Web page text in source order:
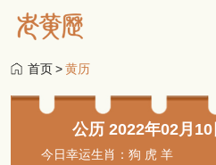
首页>黄历
公历 2022年02月
今日幸运生肖：狗 虎 羊